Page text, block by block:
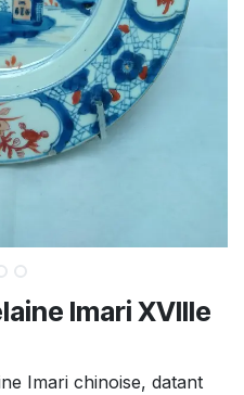
Imari XVIIIe
Imari chinoise, datant